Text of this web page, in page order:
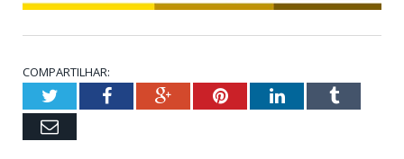
COMPARTILHAR:
TwitterFacebookGoogle+PinterestLinkedInTumblr
Email